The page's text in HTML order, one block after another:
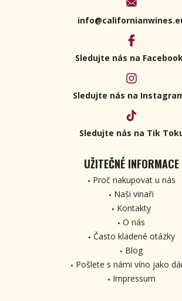
Sledujte nás na
Sledujte nás na
Sledujte nás na Tik
UŽITEČNÉ INFORMACE
Proč nakupovat u nás
Naši vinaři
Kontakty
O nás
Často kladené otázky
Blog
Pošlete s námi víno jako
Impressum